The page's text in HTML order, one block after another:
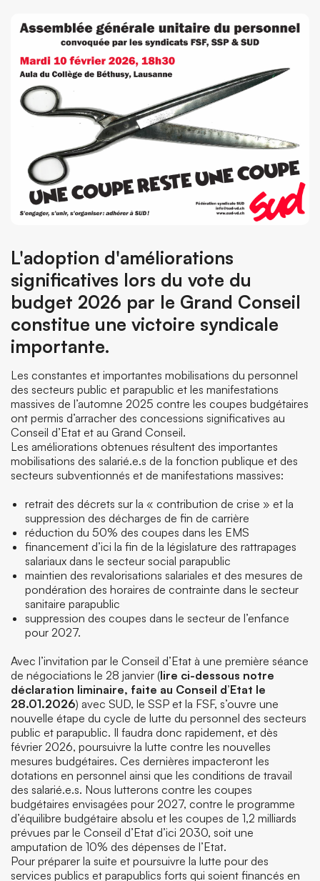
L'adoption d'améliorations
significatives lors du vote du
budget 2026 par le Grand Conseil
constitue une victoire syndicale
importante.
Les constantes et importantes mobilisations du personnel
des secteurs public et parapublic et les manifestations
massives de l’automne 2025 contre les coupes budgétaires
ont permis d’arracher des concessions significatives au
Conseil d’Etat et au Grand Conseil.
Les améliorations obtenues résultent des importantes
mobilisations des salarié.e.s de la fonction publique et des
secteurs subventionnés et de manifestations massives:
retrait des décrets sur la « contribution de crise » et la
suppression des décharges de fin de carrière
réduction du 50% des coupes dans les EMS
financement d’ici la fin de la législature des rattrapages
salariaux dans le secteur social parapublic
maintien des revalorisations salariales et des mesures de
pondération des horaires de contrainte dans le secteur
sanitaire parapublic
suppression des coupes dans le secteur de l’enfance
pour 2027.
Avec l’invitation par le Conseil d’Etat à une première séance
de négociations le 28 janvier (lire ci-dessous notre
déclaration liminaire, faite au Conseil d’Etat le
28.01.2026) avec SUD, le SSP et la FSF, s’ouvre une
nouvelle étape du cycle de lutte du personnel des secteurs
public et parapublic. Il faudra donc rapidement, et dès
février 2026, poursuivre la lutte contre les nouvelles
mesures budgétaires. Ces dernières impacteront les
dotations en personnel ainsi que les conditions de travail
des salarié.e.s. Nous lutterons contre les coupes
budgétaires envisagées pour 2027, contre le programme
d’équilibre budgétaire absolu et les coupes de 1,2 milliards
prévues par le Conseil d’Etat d’ici 2030, soit une
amputation de 10% des dépenses de l’Etat.
Pour préparer la suite et poursuivre la lutte pour des
services publics et parapublics forts qui soient financés en